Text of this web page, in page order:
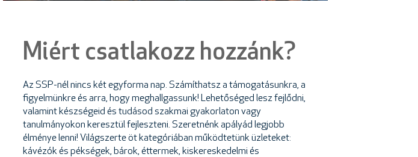
Miért csatlakozz hozzánk?
Az SSP-nél nincs két egyforma nap. Számíthatsz a támogatásunkra, a
figyelmünkre és arra, hogy meghallgassunk! Lehetőséged lesz fejlődni,
valamint készségeid és tudásod szakmai gyakorlaton vagy
tanulmányokon keresztül fejleszteni. Szeretnénk apályád legjobb
élménye lenni! Világszerte öt kategóriában működtetünk üzleteket:
kávézók és pékségek, bárok, éttermek, kiskereskedelmi és